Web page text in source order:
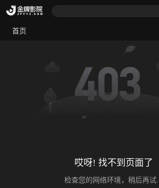
首页
哎呀! 找不到页面了
检查您的网络环境，稍后再试...